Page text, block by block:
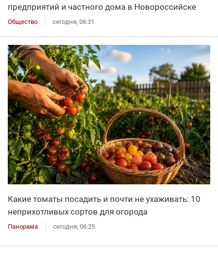
предприятий и частного дома в Новороссийске
Общество сегодня, 06:31
Какие томаты посадить и почти не ухаживать: 10
неприхотливых сортов для огорода
Панорама сегодня, 06:25